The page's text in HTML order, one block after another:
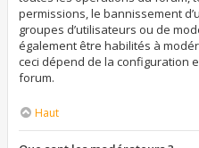
permissions, le bannissement
groupes d’utilisateurs ou de
également être habilités à
ceci dépend de la configuration
forum.
Haut